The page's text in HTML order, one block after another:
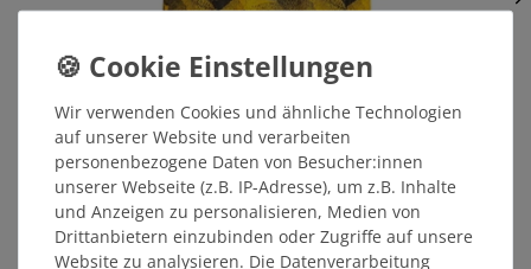
JAKO Aufwärmshirt 26/27 Herren
Wir verwenden Cookies und ähnliche Technologien
auf unserer Website und verarbeiten
personenbezogene Daten von Besucher:innen
unserer Webseite (z.B. IP-Adresse), um z.B. Inhalte
und Anzeigen zu personalisieren, Medien von
Drittanbietern einzubinden oder Zugriffe auf unsere
Website zu analysieren. Die Datenverarbeitung